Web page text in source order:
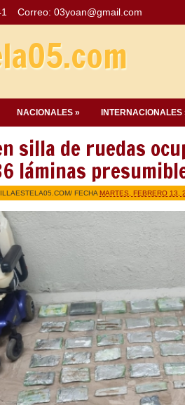
Correo: 03yoan@gmail.com
NACIONALES » INTERNACIONALES
silla de ruedas
láminas
/ FECHA MARTES, FEBRERO 13,